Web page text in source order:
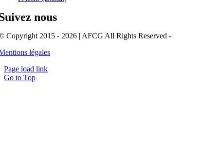
nous
Copyright 2015 - 2026 | AFCG All Rights Reserved -
légales
Page load link
Go to Top